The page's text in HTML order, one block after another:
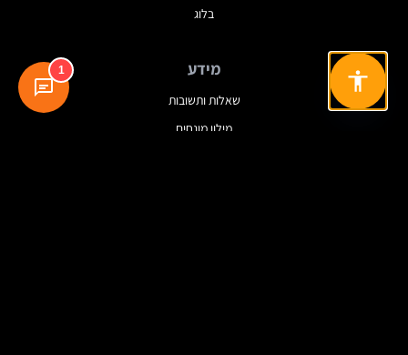
בלוג
מידע
שאלות ותשובות
מילון מונחים
1